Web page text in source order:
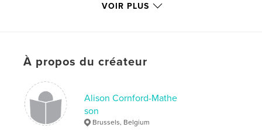
, Europe Belgium , Brussels
VOIR PLUS
À propos du créateur
Alison Cornford-Mathe
son
Brussels, Belgium